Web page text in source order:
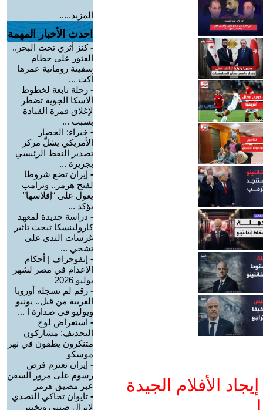
الأفلام الجيدة
المزيد.....
احدث الأخبار المهمة
-كنز أثري تحت البحر..
العثور على حطام
سفينة رومانية عمرها
أكث ...
- رحلة تابعة لخطوط
ألاسكا الجوية تضطر
لإغلاق قمرة القيادة
بسبب ...
- خبراء: الحصار
الأمريكي يشلَّ مركز
تصدير النفط الرئيسي
بجزيرة ...
- إيران تضع شروطا
لفتح هرمز.. وترامب
يعول على “إفلاسها”
يؤكد ...
- دراسة جديدة لمعهد
كارولينسكا تبحث تأثير
غرسات الثدي على
تشخي ...
- إنفوجراف | أحكام
الإعدام في مصر لشهر
يوليو 2026
- رقم لم تسجله أوروبا
الغربية من قبل.. يونيو
ويوليو في صدارة ا ...
- استعراض لوح
التجديف: مشاركون
متنكرون يطفون في نهر
موسكو
- إيران تعتزم فرض
رسوم على مرور السفن
عبر مضيق هرمز
- تايوان تحاكي التصدي
لإنزال صيني وتختبر